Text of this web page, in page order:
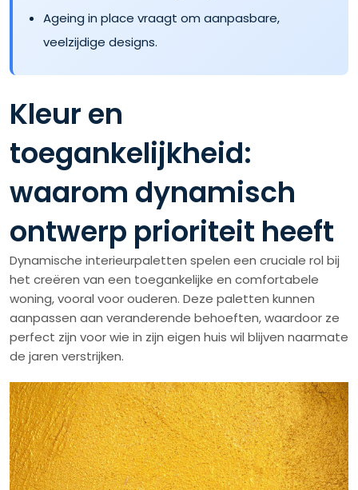
Ageing in place vraagt om aanpasbare,
veelzijdige designs.
Kleur en
toegankelijkheid:
waarom dynamisch
ontwerp prioriteit heeft
Dynamische interieurpaletten spelen een cruciale rol bij
het creëren van een toegankelijke en comfortabele
woning, vooral voor ouderen. Deze paletten kunnen
aanpassen aan veranderende behoeften, waardoor ze
perfect zijn voor wie in zijn eigen huis wil blijven naarmate
de jaren verstrijken.